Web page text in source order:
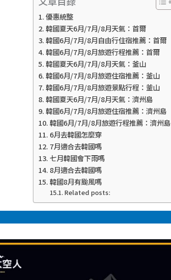
優惠統整
韓國夏天6月/7月/8月天氣：首爾
韓國6月/7月/8月自由行住宿推薦：首爾
韓國6月/7月/8月旅遊行程推薦：首爾
韓國夏天6月/7月/8月天氣：釜山
韓國6月/7月/8月旅遊住宿推薦：釜山
韓國6月/7月/8月旅遊景點行程：釜山
韓國夏天6月/7月/8月天氣：濟州島
韓國6月/7月/8月旅遊住宿推薦：濟州島
韓國6月/7月/8月旅遊行程推薦：濟州島
6月去韓國怎麼穿
7月適合去韓國嗎
七月韓國會下雨嗎
8月適合去韓國嗎
韓國8月有颱風嗎
Related posts: